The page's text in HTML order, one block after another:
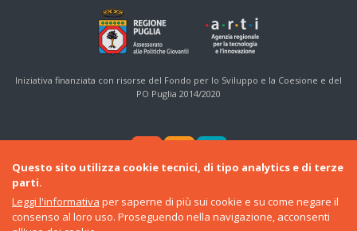
Iniziativa finanziata con risorse del Fondo per lo Sviluppo e la Coesione e del
PO Puglia 2014/2020
© 2016-22 Regione Puglia
Questo sito utilizza cookie tecnici, di tipo analytics e di terze
parti.
Leggi l'informativa per saperne di più sui cookie e su come negare il
consenso al loro uso. Proseguendo nella navigazione, acconsenti